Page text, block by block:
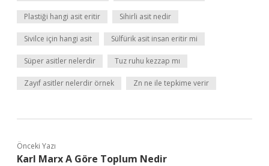
Plastiği hangi asit eritir Sihirli asit nedir
Sivilce için hangi asit Sülfürik asit insan eritir mi
Süper asitler nelerdir Tuz ruhu kezzap mı
Zayıf asitler nelerdir örnek Zn ne ile tepkime verir
Önceki Yazı
Karl Marx A Göre Toplum Nedir